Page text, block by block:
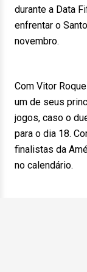
durante a Data
enfrentar o
novembro.
Com Vitor
um de seus
jogos, caso o
para o dia 18.
finalistas da
no calendário.